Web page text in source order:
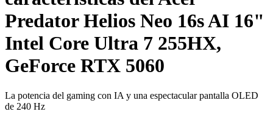
Predator Helios Neo 16s AI 16"
Intel Core Ultra 7 255HX,
GeForce RTX 5060
La potencia del gaming con IA y una espectacular pantalla OLED
de 240 Hz